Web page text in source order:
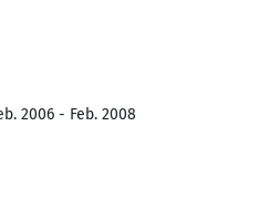
2006 - Feb. 2008